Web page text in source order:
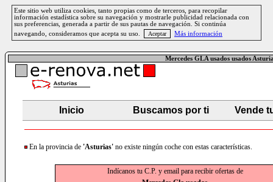
Este sitio web utiliza cookies, tanto propias como de terceros, para recopilar
información estadística sobre su navegación y mostrarle publicidad relacionada con
sus preferencias, generada a partir de sus pautas de navegación. Si continúa
navegando, consideramos que acepta su uso.
Más información
Mercedes GLA usados usados
Inicio Buscamos por ti Vende
En la provincia de 'Asturias' no existe ningún coche con estas características.
Indícanos tu C.P. y email para recibir ofertas de